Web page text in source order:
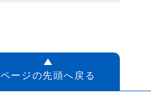
ページの先頭へ戻る